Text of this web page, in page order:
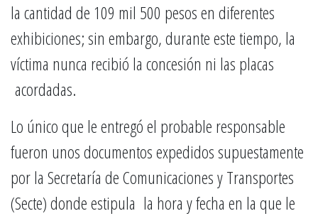
la cantidad de 109 mil 500 pesos en diferentes
exhibiciones; sin embargo, durante este tiempo, la
víctima nunca recibió la concesión ni las placas
acordadas.
Lo único que le entregó el probable responsable
fueron unos documentos expedidos supuestamente
por la Secretaría de Comunicaciones y Transportes
(Secte) donde estipula la hora y fecha en la que le